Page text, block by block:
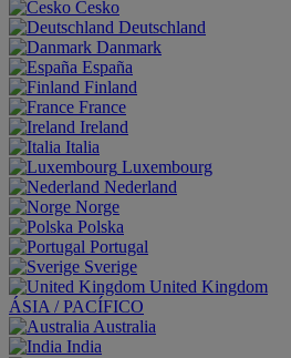
Česko
Deutschland
Danmark
España
Finland
France
Ireland
Italia
Luxembourg
Nederland
Norge
Polska
Portugal
Sverige
United Kingdom
ÁSIA / PACÍFICO
Australia
India